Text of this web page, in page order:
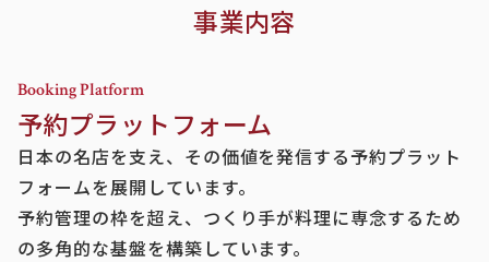
事業内容
Booking Platform
予約プラットフォーム
日本の名店を支え、その価値を発信する予約プラット
フォームを展開しています。
予約管理の枠を超え、つくり手が料理に専念するため
の多角的な基盤を構築しています。